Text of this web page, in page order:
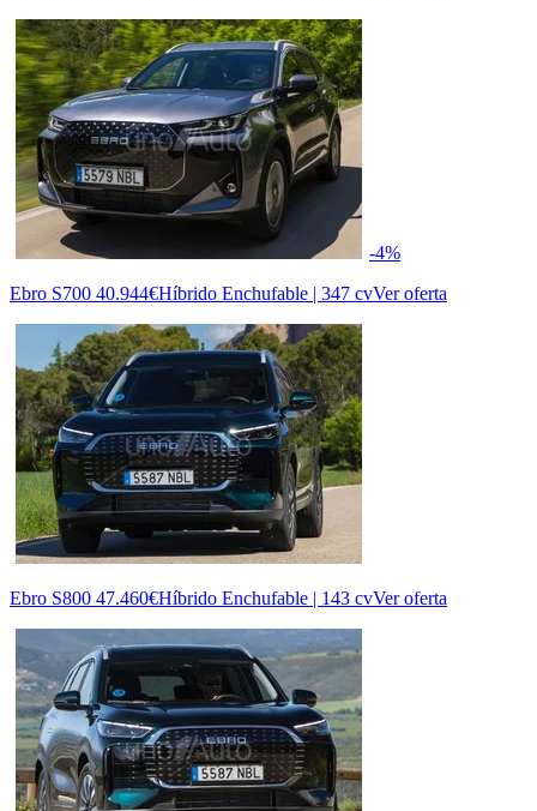
-4%
Ebro S700 40.944€Híbrido Enchufable | 347 cvVer oferta
Ebro S800 47.460€Híbrido Enchufable | 143 cvVer oferta